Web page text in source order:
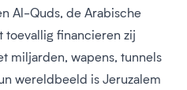
Al-Quds, de Arabische
toevallig financieren zij
miljarden, wapens, tunnels
wereldbeeld is Jeruzalem